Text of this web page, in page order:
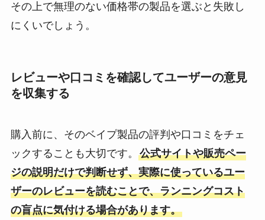
その上で無理のない価格帯の製品を選ぶと失敗し
にくいでしょう。
レビューや口コミを確認してユーザーの意見
を収集する
購入前に、そのベイプ製品の評判や口コミをチェ
ックすることも大切です。 公式サイトや販売ペー
ジの説明だけで判断せず、実際に使っているユー
ザーのレビューを読むことで、ランニングコスト
の盲点に気付ける場合があります。